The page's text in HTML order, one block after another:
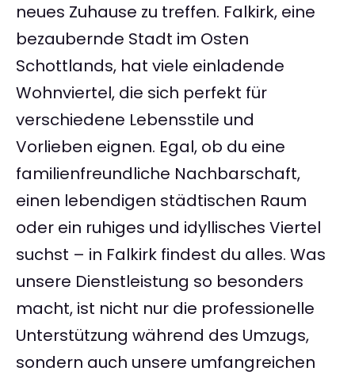
neues Zuhause zu treffen. Falkirk, eine
bezaubernde Stadt im Osten
Schottlands, hat viele einladende
Wohnviertel, die sich perfekt für
verschiedene Lebensstile und
Vorlieben eignen. Egal, ob du eine
familienfreundliche Nachbarschaft,
einen lebendigen städtischen Raum
oder ein ruhiges und idyllisches Viertel
suchst – in Falkirk findest du alles. Was
unsere Dienstleistung so besonders
macht, ist nicht nur die professionelle
Unterstützung während des Umzugs,
sondern auch unsere umfangreichen